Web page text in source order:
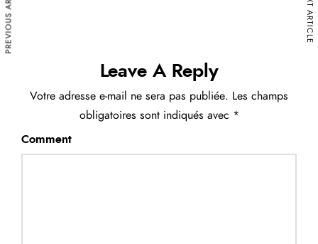
Leave A Reply
Votre adresse e-mail ne sera pas publiée. Les champs
obligatoires sont indiqués avec *
Comment
NEXT ARTICLE